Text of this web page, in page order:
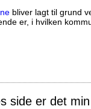
bliver lagt til grund
er, i hvilken
side er det